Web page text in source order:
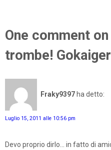
One comment
trombe!
Fraky9397 ha detto:
Luglio 15, 2011 alle 10:56 pm
Devo proprio dirlo... in fatto di